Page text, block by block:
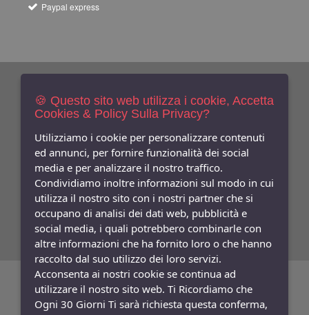
Paypal express
NewslettersIscriviti Gratis
Indica qui la tua email per ricevere sconti e newsletter.
Consenso
Privacy
Facebook
SeguiciSu
©Copyright 2026 Bifulco Abbigliamento- P.Iva: 07252141218
Powered:synchrosystem labs- Design:adesigner
🍪 Questo sito web utilizza i cookie, Accetta
Cookies & Policy Sulla Privacy?
Utilizziamo i cookie per personalizzare contenuti
ed annunci, per fornire funzionalità dei social
media e per analizzare il nostro traffico.
Condividiamo inoltre informazioni sul modo in cui
utilizza il nostro sito con i nostri partner che si
occupano di analisi dei dati web, pubblicità e
social media, i quali potrebbero combinarle con
altre informazioni che ha fornito loro o che hanno
raccolto dal suo utilizzo dei loro servizi.
Acconsenta ai nostri cookie se continua ad
utilizzare il nostro sito web. Ti Ricordiamo che
Ogni 30 Giorni Ti sarà richiesta questa conferma,